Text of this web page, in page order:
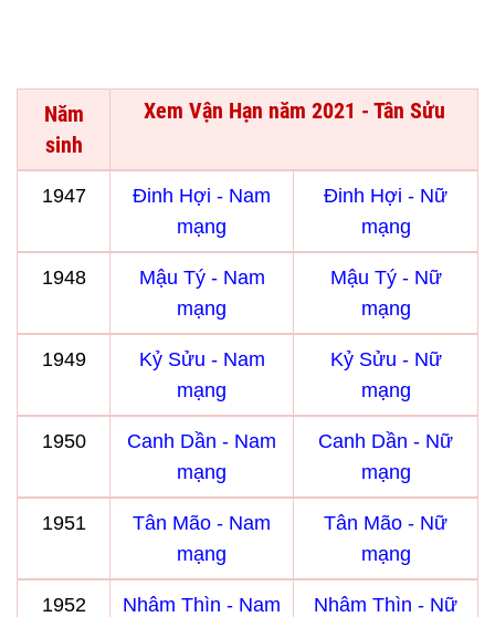
Năm
sinh
Xem Vận Hạn năm 2021 - Tân Sửu
1947
Đinh Hợi - Nam
mạng
Đinh Hợi - Nữ
mạng
1948
Mậu Tý - Nam
mạng
Mậu Tý - Nữ
mạng
1949
Kỷ Sửu - Nam
mạng
Kỷ Sửu - Nữ
mạng
1950
Canh Dần - Nam
mạng
Canh Dần - Nữ
mạng
1951
Tân Mão - Nam
mạng
Tân Mão - Nữ
mạng
1952
Nhâm Thìn - Nam
Nhâm Thìn - Nữ